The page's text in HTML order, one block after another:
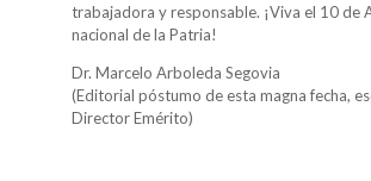
trabajadora y responsable. ¡Viva el 10 de
nacional de la Patria!
Dr. Marcelo Arboleda Segovia
(Editorial póstumo de esta magna fecha,
Director Emérito)